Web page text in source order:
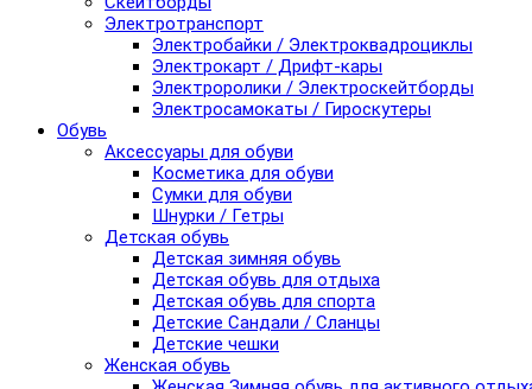
Электротранспорт
Электробайки / Электроквадроциклы
Электрокарт / Дрифт-кары
Электроролики / Электроскейтборды
Электросамокаты / Гироскутеры
Обувь
Аксессуары для обуви
Косметика для обуви
Сумки для обуви
Шнурки / Гетры
Детская обувь
Детская зимняя обувь
Детская обувь для отдыха
Детская обувь для спорта
Детские Сандали / Сланцы
Детские чешки
Женская обувь